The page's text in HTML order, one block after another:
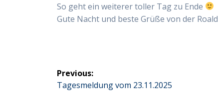
So geht ein weiterer toller Tag zu Ende
Gute Nacht und beste Grüße von der Roald
Beitragsnavigation
Previous:
Previous
Tagesmeldung vom 23.11.2025